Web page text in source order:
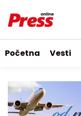
Početna Vesti